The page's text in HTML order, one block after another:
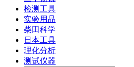
检测工具
实验用品
柴田科学
日本工具
理化分析
测试仪器